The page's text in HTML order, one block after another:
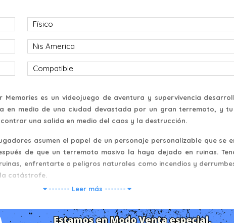
Físico
Nis America
Compatible
Memories es un videojuego de aventura y supervivencia
en medio de una ciudad devastada por un gran terremoto, y
una salida en medio del caos y la destrucción.
asumen el papel de un personaje personalizable que se
de que un terremoto masivo la haya dejado en ruinas.
enfrentarte a peligros naturales como incendios y
catástrofe.
------- Leer más -------